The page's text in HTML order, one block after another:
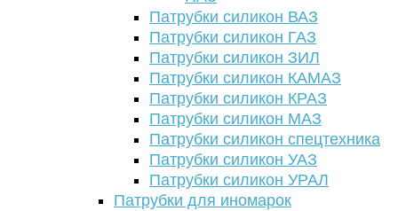
Патрубки силикон ВАЗ
Патрубки силикон ГАЗ
Патрубки силикон ЗИЛ
Патрубки силикон КАМАЗ
Патрубки силикон КРАЗ
Патрубки силикон МАЗ
Патрубки силикон спецтехника
Патрубки силикон УАЗ
Патрубки силикон УРАЛ
Патрубки для иномарок